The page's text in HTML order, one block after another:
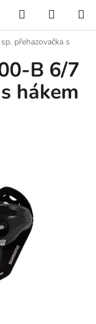
Hledat
KOŠÍK
přehazovačka s
B 6/7
hákem